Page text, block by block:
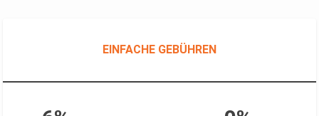
EINFACHE GEBÜHREN